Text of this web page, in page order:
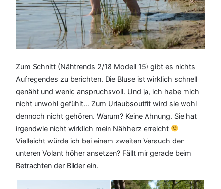
Zum Schnitt (Nähtrends 2/18 Modell 15) gibt es nichts
Aufregendes zu berichten. Die Bluse ist wirklich schnell
genäht und wenig anspruchsvoll. Und ja, ich habe mich
nicht unwohl gefühlt… Zum Urlaubsoutfit wird sie wohl
dennoch nicht gehören. Warum? Keine Ahnung. Sie hat
irgendwie nicht wirklich mein Nähherz erreicht
Vielleicht würde ich bei einem zweiten Versuch den
unteren Volant höher ansetzen? Fällt mir gerade beim
Betrachten der Bilder ein.